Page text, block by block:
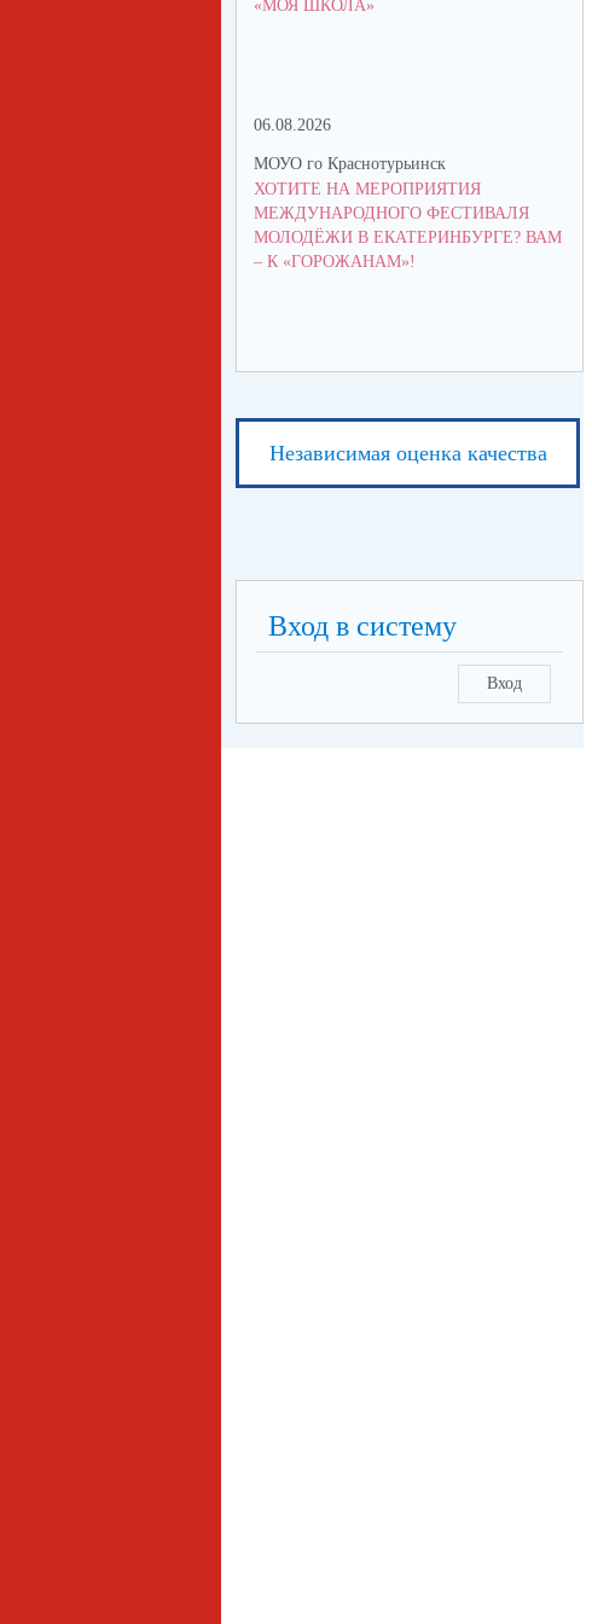
«МОЯ ШКОЛА»
06.08.2026
МОУО го Краснотурьинск
ХОТИТЕ НА МЕРОПРИЯТИЯ
МЕЖДУНАРОДНОГО ФЕСТИВАЛЯ
МОЛОДЁЖИ В ЕКАТЕРИНБУРГЕ? ВАМ
– К «ГОРОЖАНАМ»!
Независимая оценка качества
Вход в систему
Вход